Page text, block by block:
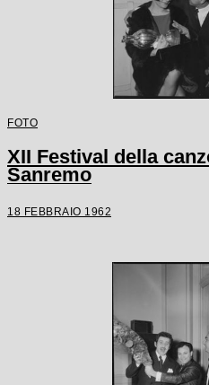
FOTO
XII Festival della
Sanremo
18 FEBBRAIO 1962